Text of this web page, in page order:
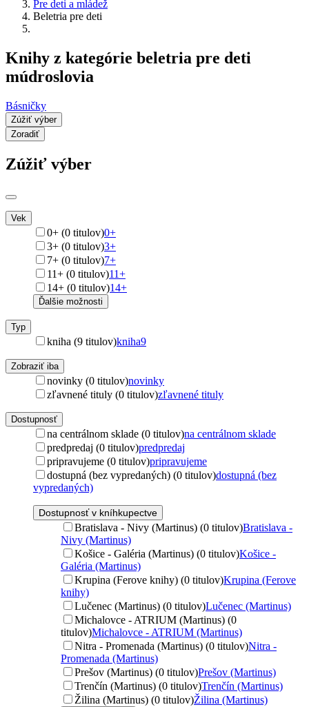
Pre deti a mládež
Beletria pre deti
Knihy z kategórie beletria pre deti
múdroslovia
Básničky
Zúžiť výber
Zoradiť
Zúžiť výber
Vek
0+ (0 titulov)0+
3+ (0 titulov)3+
7+ (0 titulov)7+
11+ (0 titulov)11+
14+ (0 titulov)14+
Ďalšie možnosti
Typ
kniha (9 titulov)kniha9
Zobraziť iba
novinky (0 titulov)novinky
zľavnené tituly (0 titulov)zľavnené tituly
Dostupnosť
na centrálnom sklade (0 titulov)na centrálnom sklade
predpredaj (0 titulov)predpredaj
pripravujeme (0 titulov)pripravujeme
dostupná (bez vypredaných) (0 titulov)dostupná (bez
vypredaných)
Dostupnosť v kníhkupectve
Bratislava - Nivy (Martinus) (0 titulov)Bratislava -
Nivy (Martinus)
Košice - Galéria (Martinus) (0 titulov)Košice -
Galéria (Martinus)
Krupina (Ferove knihy) (0 titulov)Krupina (Ferove
knihy)
Lučenec (Martinus) (0 titulov)Lučenec (Martinus)
Michalovce - ATRIUM (Martinus) (0
titulov)Michalovce - ATRIUM (Martinus)
Nitra - Promenada (Martinus) (0 titulov)Nitra -
Promenada (Martinus)
Prešov (Martinus) (0 titulov)Prešov (Martinus)
Trenčín (Martinus) (0 titulov)Trenčín (Martinus)
Žilina (Martinus) (0 titulov)Žilina (Martinus)